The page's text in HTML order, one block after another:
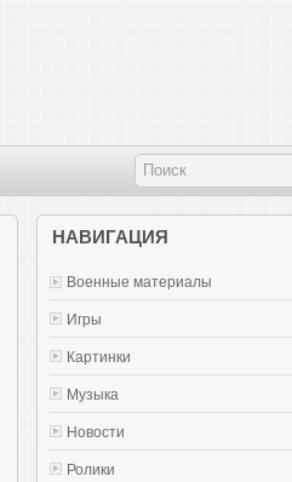
НАВИГАЦИЯ
Военные материалы
Игры
Картинки
Музыка
Новости
Ролики